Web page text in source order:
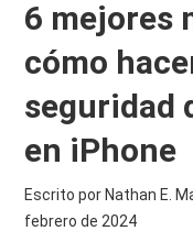
6 mejores
cómo
seguridad
en iPhone
Escrito por Nathan E.
febrero de 2024